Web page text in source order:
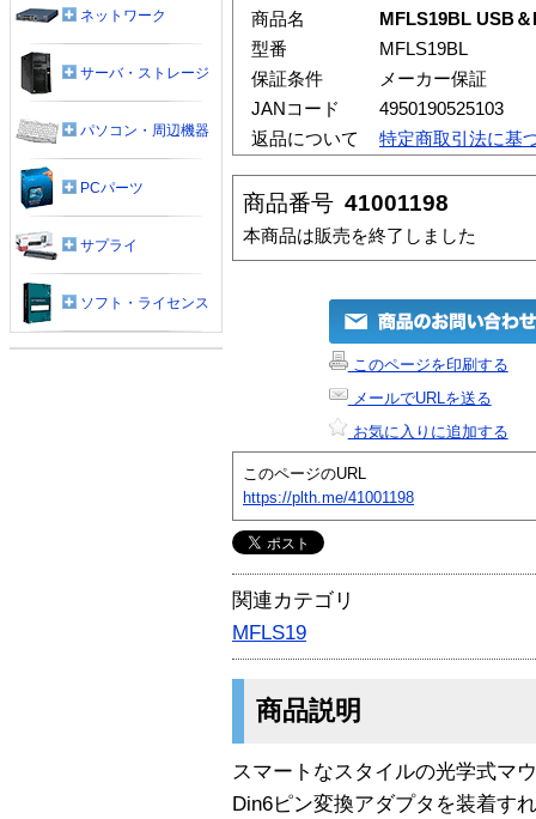
商品名
MFLS19BL USB
型番
MFLS19BL
保証条件
メーカー保証
JANコード
4950190525103
返品について
特定商取引法に基
商品番号 41001198
本商品は販売を終了しました
このページを印刷する
メールでURLを送る
お気に入りに追加する
このページのURL
https://plth.me/41001198
関連カテゴリ
MFLS19
商品説明
スマートなスタイルの光学式マ
Din6ピン変換アダプタを装着す
ネットワーク
サーバ・ストレージ
パソコン・周辺機器
PCパーツ
サプライ
ソフト・ライセンス